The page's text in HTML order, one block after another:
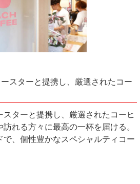
スターと提携し、厳選されたコー
ターと提携し、厳選されたコーヒ
れる方々に最高の一杯を届ける。
で、個性豊かなスペシャルティコー